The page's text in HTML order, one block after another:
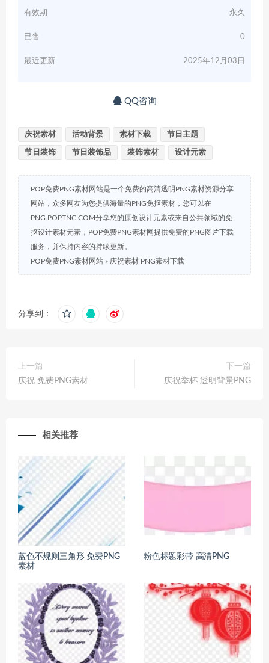
有效期 永久
已售 0
最近更新 2025年12月03日
QQ咨询
庆祝素材 活动背景 素材下载 节日主题
节日装饰 节日装饰品 装饰素材 设计元素
POP免费PNG素材网站是一个免费的高清透明PNG素材资源分享
网站，众多网友为您提供海量的PNG免抠素材，您可以在
PNG.POPTNC.COM分享您的原创设计元素或来自公共领域的免
抠设计素材元素，POP免费PNG素材网提供免费的PNG图片下载
服务，并保持内容的持续更新。
POP免费PNG素材网站 » 庆祝素材 PNG素材下载
分享到：
上一篇
庆祝 免费PNG素材
下一篇
庆祝举杯 透明背景PNG
相关推荐
蓝色不规则三角形 免费PNG
素材
粉色标题彩带 高清PNG